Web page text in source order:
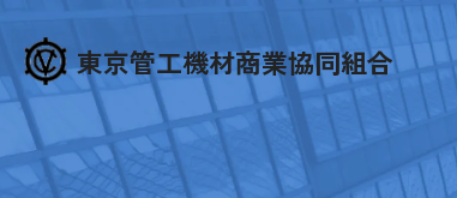
東京管工機材商業協同組合